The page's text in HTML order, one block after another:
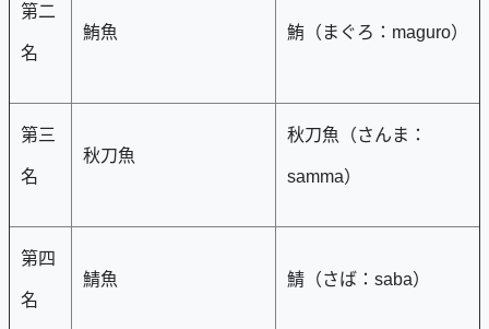
第二
名
鮪魚 鮪（まぐろ：maguro）
第三
名
秋刀魚
秋刀魚（さんま：
samma）
第四
名
鯖魚 鯖（さば：saba）